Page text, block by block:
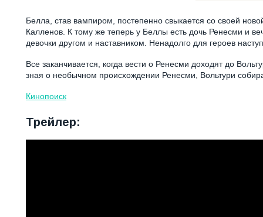
Белла, став вампиром, постепенно свыкается со своей
Калленов. К тому же теперь у Беллы есть дочь Ренесми и
девочки другом и наставником. Ненадолго для героев
Все заканчивается, когда вести о Ренесми доходят до
зная о необычном происхождении Ренесми, Вольтури
Кинопоиск
Трейлер: